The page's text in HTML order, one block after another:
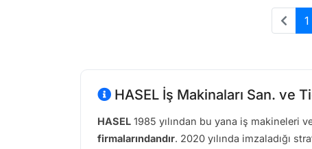
1
HASEL İş Makinaları San. ve
HASEL 1985 yılından bu yana iş makineleri
firmalarındandır. 2020 yılında imzaladığı